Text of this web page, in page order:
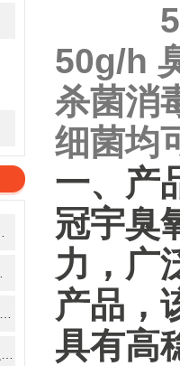
2025-11-17
50g/h
杀菌消
细菌均
一、产
冠宇臭
力，广
产品，
具有高